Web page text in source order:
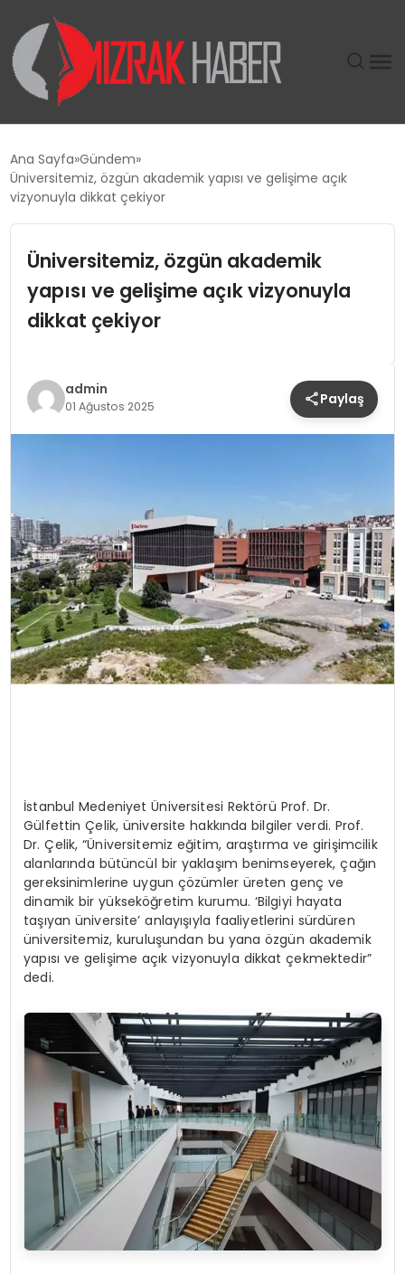
SIYASET
EKONOMI
TEKNOLOJI
YAŞAM
Ana Sayfa Gündem
Üniversitemiz, özgün akademik yapısı ve gelişime açık
vizyonuyla dikkat çekiyor
Üniversitemiz, özgün akademik
yapısı ve gelişime açık vizyonuyla
dikkat çekiyor
admin
01 Ağustos 2025 Paylaş
İstanbul Medeniyet Üniversitesi Rektörü Prof. Dr.
Gülfettin Çelik, üniversite hakkında bilgiler verdi. Prof.
Dr. Çelik, “Üniversitemiz eğitim, araştırma ve girişimcilik
alanlarında bütüncül bir yaklaşım benimseyerek, çağın
gereksinimlerine uygun çözümler üreten genç ve
dinamik bir yükseköğretim kurumu. ‘Bilgiyi hayata
taşıyan üniversite’ anlayışıyla faaliyetlerini sürdüren
üniversitemiz, kuruluşundan bu yana özgün akademik
yapısı ve gelişime açık vizyonuyla dikkat çekmektedir”
dedi.